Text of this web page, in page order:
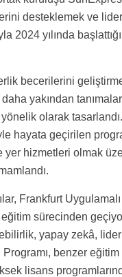
desteklemek ve
2024 yılında
becerilerini
yakından
olarak
hayata geçirilen
yer hizmetleri olmak
Frankfurt
sürecinden
yapay zekâ,
benzer
lisans